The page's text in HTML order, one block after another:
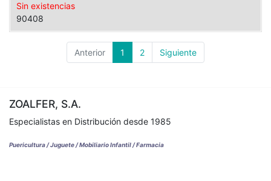
Sin existencias
90408
Anterior 1 2 Siguiente
ZOALFER, S.A.
Especialistas en Distribución desde 1985
Puericultura / Juguete / Mobiliario Infantil / Farmacia